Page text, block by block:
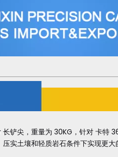
铲尖，重量为 30KG，针对 卡特
实土壤和轻质岩石条件下实现更大